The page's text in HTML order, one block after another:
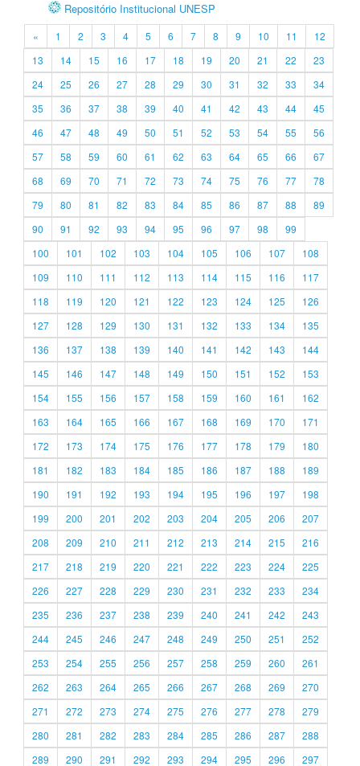
Repositório Institucional UNESP
« 1 2 3 4 5 6 7 8 9 10 11
12
13
14 15 16 17 18 19 20 21 22
23
24
25 26 27 28 29 30 31 32 33
34
35
36 37 38 39 40 41 42 43 44
45
46
47 48 49 50 51 52 53 54 55
56
57
58 59 60 61 62 63 64 65 66
67
68
69 70 71 72 73 74 75 76 77
78
79
80 81 82 83 84 85 86 87 88
89
90
91 92 93 94 95 96 97 98
99
100
101 102 103 104 105 106 107
108
109
110 111 112 113 114 115 116
117
118
119 120 121 122 123 124 125
126
127
128 129 130 131 132 133 134
135
136
137 138 139 140 141 142 143
144
145
146 147 148 149 150 151 152
153
154
155 156 157 158 159 160 161
162
163
164 165 166 167 168 169 170
171
172
173 174 175 176 177 178 179
180
181
182 183 184 185 186 187 188
189
190
191 192 193 194 195 196 197
198
199
200 201 202 203 204 205 206
207
208
209 210 211 212 213 214 215
216
217
218 219 220 221 222 223 224
225
226
227 228 229 230 231 232 233
234
235
236 237 238 239 240 241 242
243
244
245 246 247 248 249 250 251
252
253
254 255 256 257 258 259 260
261
262
263 264 265 266 267 268 269
270
271
272 273 274 275 276 277 278
279
280
281 282 283 284 285 286 287
288
289
290 291 292 293 294 295 296 297